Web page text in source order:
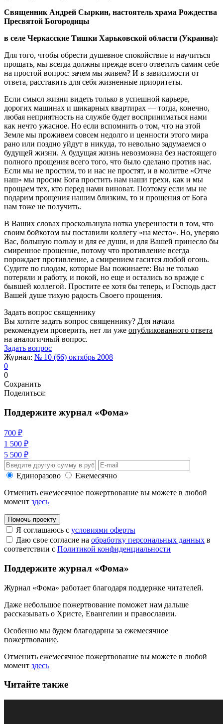
Священник Андрей Сыркин, настоятель храма Рождества
Пресвятой Богородицы
в селе Черкасские Тишки Харьковской области (Украина):
Для того, чтобы обрести душевное спокойствие и научиться
прощать, мы всегда должны прежде всего ответить самим себе
на простой вопрос: зачем мы живем? И в зависимости от
ответа, расставить для себя жизненные приоритеты.
Если смысл жизни видеть только в успешной карьере,
дорогих машинах и шикарных квартирах — тогда, конечно,
любая неприятность на службе будет восприниматься нами
как нечто ужасное. Но если вспомнить о том, что на этой
Земле мы проживем совсем недолго и ценности этого мира
рано или поздно уйдут в никуда, то невольно задумаемся о
будущей жизни. А будущая жизнь невозможна без настоящего
полного прощения всего того, что было сделано против нас.
Если мы не простим, то и нас не простят, и в молитве «Отче
наш» мы просим Бога простить нам наши грехи, как и мы
прощаем тех, кто перед нами виноват. Поэтому если мы не
подарим прощения нашим близким, то и прощения от Бога
нам тоже не получить.
В Ваших словах проскользнула нотка уверенности в том, что
своим бойкотом вы поставили коллегу «на место». Но, уверяю
Вас, большую пользу и для ее души, и для Вашей принесло бы
смиренное прощение, потому что противление всегда
порождает противление, а смирением гасится любой огонь.
Судите по плодам, которые Вы пожинаете: Вы не только
потеряли и работу, и покой, но еще и остались во вражде с
бывшей коллегой. Простите ее хотя бы теперь, и Господь даст
Вашей душе тихую радость Своего прощения.
Задать вопрос священнику
Вы хотите задать вопрос священнику? Для начала
рекомендуем проверить, нет ли уже опубликованного ответа
на аналогичный вопрос.
Задать вопрос
Журнал: № 10 (66) октябрь 2008
0
0
Сохранить
Поделиться:
Поддержите журнал «Фома»
700 ₽
1 500 ₽
5 500 ₽
Единоразово
Ежемесячно
Отменить ежемесячное пожертвование вы можете в любой
момент здесь
Помочь проекту
Я соглашаюсь с условиями оферты
Даю свое согласие на обработку персональных данных в
соответствии с Политикой конфиденциальности
Поддержите журнал «Фома»
Журнал «Фома» работает благодаря поддержке читателей.
Даже небольшое пожертвование поможет нам дальше
рассказывать о Христе, Евангелии и православии.
Особенно мы будем благодарны за ежемесячное
пожертвование.
Отменить ежемесячное пожертвование вы можете в любой
момент здесь
Читайте также